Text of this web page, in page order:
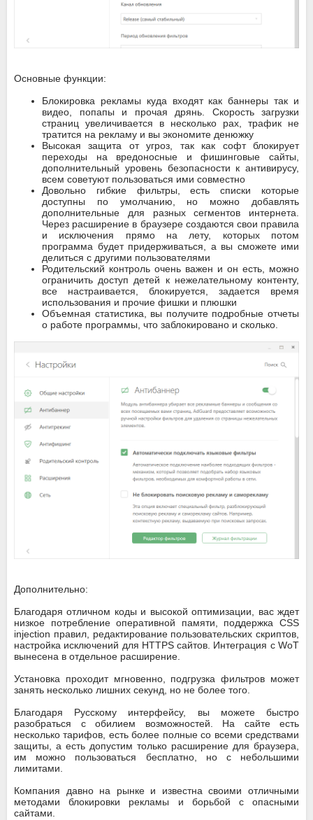
Основные функции:
Блокировка рекламы куда входят как баннеры так и
видео, попапы и прочая дрянь. Скорость загрузки
страниц увеличивается в несколько рах, трафик не
тратится на рекламу и вы экономите денюжку
Высокая защита от угроз, так как софт блокирует
переходы на вредоносные и фишинговые сайты,
дополнительный уровень безопасности к антивирусу,
всем советуют пользоваться ими совместно
Довольно гибкие фильтры, есть списки которые
доступны по умолчанию, но можно добавлять
дополнительные для разных сегментов интернета.
Через расширение в браузере создаются свои правила
и исключения прямо на лету, которых потом
программа будет придерживаться, а вы сможете ими
делиться с другими пользователями
Родительский контроль очень важен и он есть, можно
ограничить доступ детей к нежелательному контенту,
все настраивается, блокируется, задается время
использования и прочие фишки и плюшки
Объемная статистика, вы получите подробные отчеты
о работе программы, что заблокировано и сколько.
Дополнительно:
Благодаря отличном коды и высокой оптимизации, вас ждет
низкое потребление оперативной памяти, поддержка CSS
injection правил, редактирование пользовательских скриптов,
настройка исключений для HTTPS сайтов. Интеграция с WoT
вынесена в отдельное расширение.
Установка проходит мгновенно, подгрузка фильтров может
занять несколько лишних секунд, но не более того.
Благодаря Русскому интерфейсу, вы можете быстро
разобраться с обилием возможностей. На сайте есть
несколько тарифов, есть более полные со всеми средствами
защиты, а есть допустим только расширение для браузера,
им можно пользоваться бесплатно, но с небольшими
лимитами.
Компания давно на рынке и известна своими отличными
методами блокировки рекламы и борьбой с опасными
сайтами.